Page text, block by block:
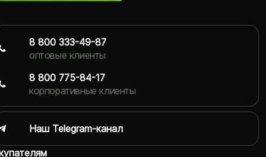
8 800 333-49-87
оптовые клиенты
8 800 775-84-17
корпоративные клиенты
Наш Telegram-канал